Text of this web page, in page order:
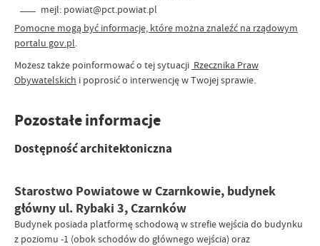
mejl: powiat@pct.powiat.pl
Pomocne mogą być informacje, które można znaleźć na rządowym
portalu gov.pl.
Możesz także poinformować o tej sytuacji Rzecznika Praw
Obywatelskich i poprosić o interwencję w Twojej sprawie.
Pozostałe informacje
Dostępność architektoniczna
Starostwo Powiatowe w Czarnkowie, budynek
główny ul. Rybaki 3, Czarnków
Budynek posiada platformę schodową w strefie wejścia do budynku
z poziomu -1 (obok schodów do głównego wejścia) oraz